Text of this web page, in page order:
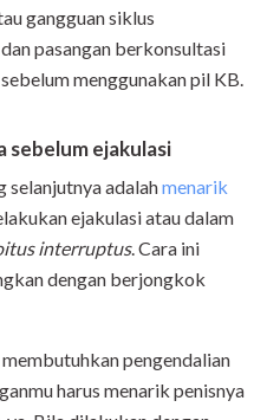
gangguan siklus
pasangan berkonsultasi
menggunakan pil KB.
sebelum ejakulasi
selanjutnya adalahmenarik
ejakulasi atau dalam
interruptus. Cara ini
dengan berjongkok
pengendalian
harus menarik penisnya